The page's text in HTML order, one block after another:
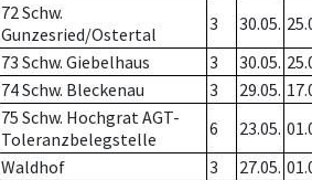
72 Schw.
Gunzesried/Ostertal
3 30.05.
73 Schw. Giebelhaus 3 30.05.
74 Schw. Bleckenau 3 29.05.
75 Schw. Hochgrat AGT-
Toleranzbelegstelle
6 23.05.
Waldhof 3 27.05.